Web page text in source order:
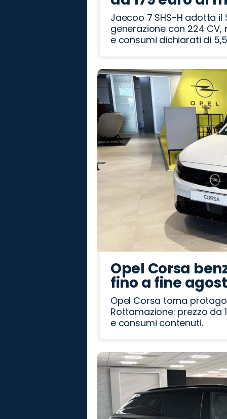
Jaecoo 7 SHS-H adotta il
generazione con 224 CV,
e consumi dichiarati di
Opel Corsa
fino a fine
Opel Corsa torna
Rottamazione: prezzo da
e consumi contenuti.